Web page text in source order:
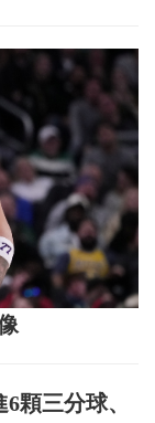
顆三分球、